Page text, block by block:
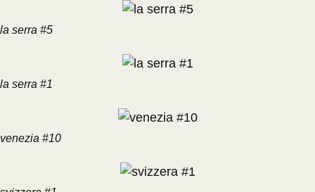
la serra #5
la serra #1
venezia #10